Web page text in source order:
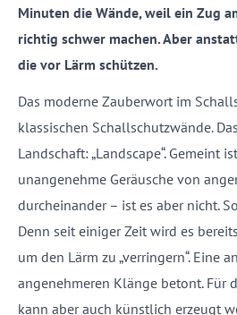
Minuten die Wände, weil ein Zug
richtig schwer machen. Aber
die vor Lärm schützen.
Das moderne Zauberwort im
klassischen Schallschutzwände.
Landschaft: „Landscape“.
unangenehme Geräusche von
durcheinander – ist es aber nicht.
Denn seit einiger Zeit wird es
um den Lärm zu „verringern“. Eine
angenehmeren Klänge betont. Für
kann aber auch künstlich erzeugt